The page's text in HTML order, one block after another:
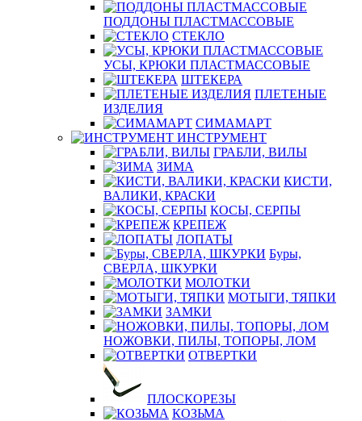
ПОДДОНЫ ПЛАСТМАССОВЫЕ
СТЕКЛО
УСЫ, КРЮКИ ПЛАСТМАССОВЫЕ
ШТЕКЕРА
ПЛЕТЕНЫЕ
ИЗДЕЛИЯ
СИМАМАРТ
ИНСТРУМЕНТ
ГРАБЛИ, ВИЛЫ
ЗИМА
КИСТИ,
ВАЛИКИ, КРАСКИ
КОСЫ, СЕРПЫ
КРЕПЕЖ
ЛОПАТЫ
Буры,
СВЕРЛА, ШКУРКИ
МОЛОТКИ
МОТЫГИ, ТЯПКИ
ЗАМКИ
НОЖОВКИ, ПИЛЫ, ТОПОРЫ, ЛОМ
ОТВЕРТКИ
ПЛОСКОРЕЗЫ
КОЗЬМА